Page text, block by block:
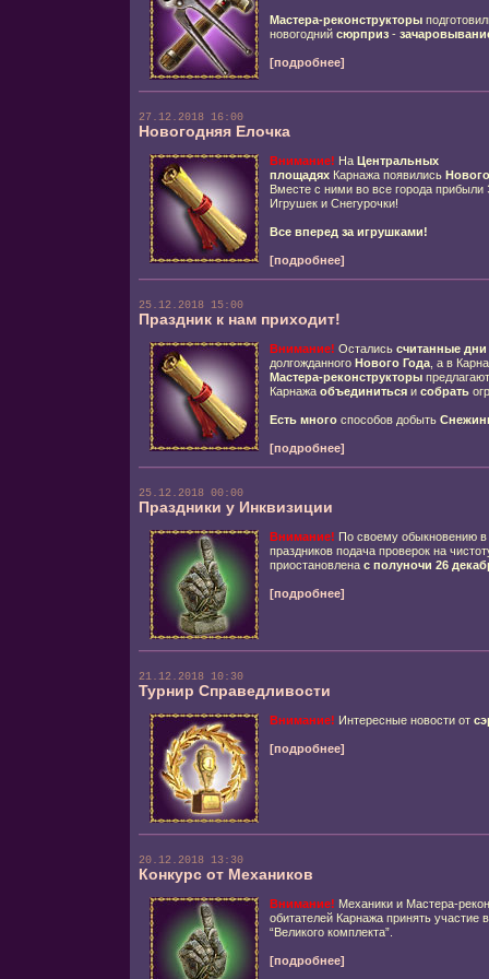
Мастера-реконструкторы
новогодний сюрприз-
[подробнее]
27.12.2018 16:00
Новогодняя Елочка
Внимание! На Центральных
площадяхКарнажа появились
Вместе с ними во все города
Игрушек и Снегурочки!
Все вперед за игрушками!
[подробнее]
25.12.2018 15:00
Праздник к нам приходит!
Внимание! Остались считанные дни
долгожданного Нового Года, а в
Мастера-реконструкторы
Карнажа объединитьсяи собрать
Есть многоспособов добыть
[подробнее]
25.12.2018 00:00
Праздники у Инквизиции
Внимание! По своему обыкновению в
праздников подача проверок на
приостановлена с полуночи 26
[подробнее]
21.12.2018 10:30
Турнир Справедливости
Внимание! Интересные новости от
[подробнее]
20.12.2018 13:30
Конкурс от Механиков
Внимание! Механики и Мастера-
обитателей Карнажа принять участие
“Великого комплекта”.
[подробнее]